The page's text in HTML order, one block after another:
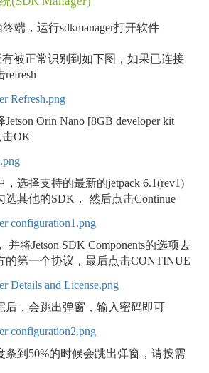
端，运行sdkmanager打开软件
有被正常识别到如下图，如果已连接
Orin Nano [8GB developer kit
击OK
，选择支持的最新的jetpack 6.1(rev1)
选其他的SDK， 然后点击Continue
并将Jetson SDK Components的选项去
的第一个协议，最后点击CONTINUE
后，会跳出弹窗，输入密码即可
条到50%的时候会跳出弹窗，请按需